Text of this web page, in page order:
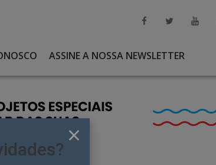
ASSINE A NOSSA NEWSLETTER
×